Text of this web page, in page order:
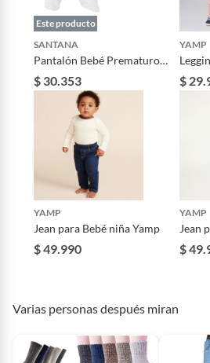
Material de vestuario
Género Unisex
Garantía del
proveedor
Composición 50
Diseño Liso
inútil
sus
Este producto
SANTANA
Pantalón Bebé Prematuro
Enterizo Blanco
$ 30.353
YAMP
de 2
Yamp
$
YAMP
Jean para Bebé niña Yamp
$ 49.990
YAMP
Jean
$
Varias personas después miran